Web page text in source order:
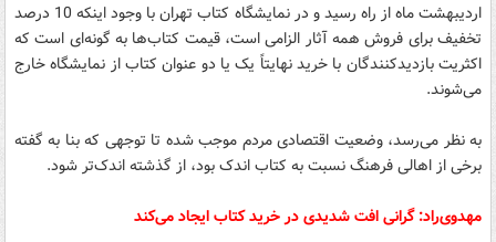
اردیبهشت ماه از راه رسید و در نمایشگاه کتاب تهران با وجود اینکه 10 درصد
تخفیف برای فروش همه آثار الزامی است‌،‌ قیمت کتاب‌ها به گونه‌ای است که
اکثریت بازدیدکنندگان با خرید نهایتاً یک یا دو عنوان کتاب از نمایشگاه خارج
می‌شوند.
به نظر می‌رسد، وضعیت اقتصادی مردم موجب شده تا توجهی که بنا به گفته
برخی از اهالی فرهنگ نسبت به کتاب اندک بود،‌ از گذشته اندک‌تر شود.
مهدوی‌راد: گرانی افت شدیدی در خرید کتاب ایجاد می‌کند